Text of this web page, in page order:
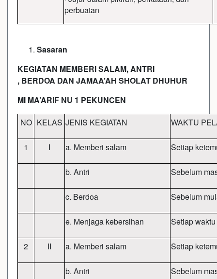
perbuatan
Sasaran
KEGIATAN MEMBERI SALAM, ANTRI
, BERDOA DAN JAMAA’AH SHOLAT DHUHUR
MI MA’ARIF NU 1 PEKUNCEN
NO KELAS JENIS KEGIATAN WAKTU
1 I a. Memberi salam Setiap
b. Antri Sebelum
c. Berdoa Sebelum
e. Menjaga kebersihan Setiap waktu
2 II a. Memberi salam Setiap
b. Antri Sebelum